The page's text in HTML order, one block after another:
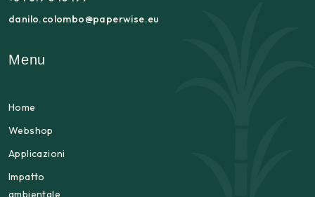
danilo.colombo@paperwise.eu
Menu
Home
Webshop
Applicazioni
Impatto
ambientale